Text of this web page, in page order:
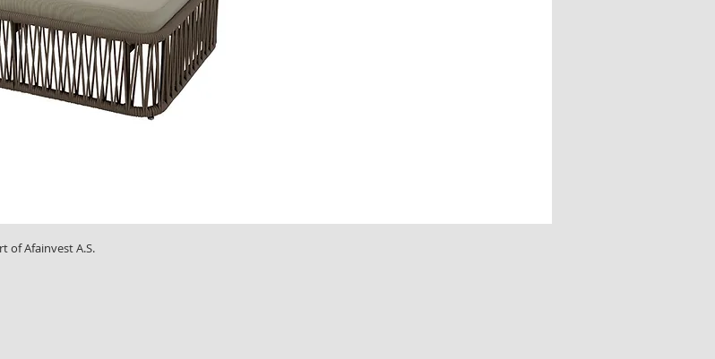
of Afainvest A.S.